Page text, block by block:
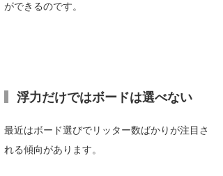
ができるのです。
浮力だけではボードは選べない
最近はボード選びでリッター数ばかりが注目さ
れる傾向があります。